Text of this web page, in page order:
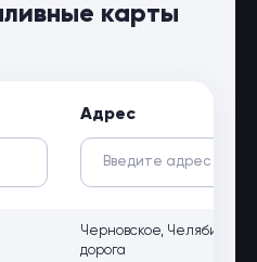
карты
Адрес
Черновское,
дорога